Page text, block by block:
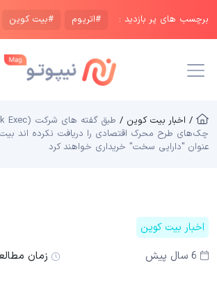
برچسب های پر بازدید : #اتریوم #بیت کوین
/ اخبار بیت کوین /
عنوان "دارایی سخت" خریداری خواهند کرد
اخبار بیت کوین
6 سال پیش
زمان